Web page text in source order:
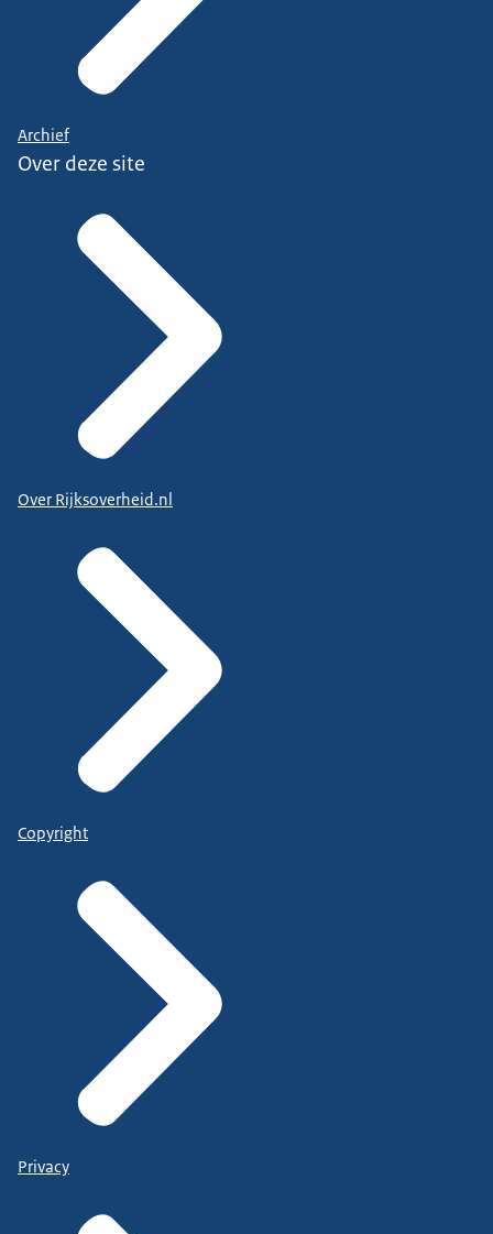
Archief
Over deze site
Over Rijksoverheid.nl
Copyright
Privacy